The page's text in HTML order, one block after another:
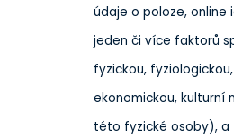
údaje o poloze,
jeden či více faktorů
fyzickou,
ekonomickou, kulturní
této fyzické osoby), a